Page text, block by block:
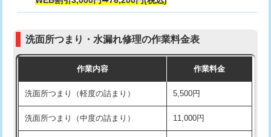
モルタル補修（厚さ10㎝まで） 27,500円
モルタル補修（厚さ10㎝超え） 38,500円
洗面台設置 38,500円
（P/S/ポップアップ））
交換・取付（その他部品） 11,000円+材料費
持込商品取付（単水栓） 13,200円
持込商品取付（混合水栓） 16,500円
持込商品取付（浄水器・分岐水栓） 16,500円
洗面所つまり・水漏れ修理の作業料金表
作業内容 作業料金
洗面所つまり（軽度の詰まり） 5,500円
洗面所つまり（中度の詰まり） 11,000円